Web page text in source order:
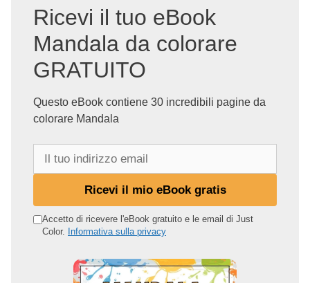
Ricevi il tuo eBook
Mandala da colorare
GRATUITO
Questo eBook contiene 30 incredibili pagine da
colorare Mandala
o
Ricevi il mio eBook gratis
Accetto di ricevere l'eBook gratuito e le email di Just
Color. Informativa sulla privacy